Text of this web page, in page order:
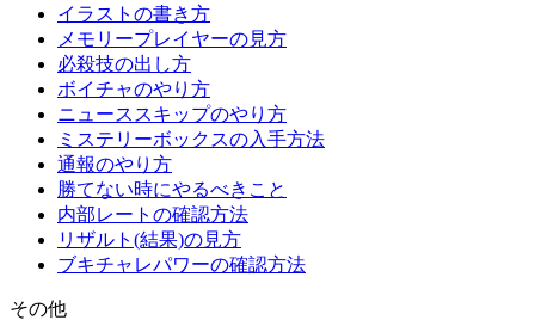
イラストの書き方
メモリープレイヤーの見方
必殺技の出し方
ボイチャのやり方
ニューススキップのやり方
ミステリーボックスの入手方法
通報のやり方
勝てない時にやるべきこと
内部レートの確認方法
リザルト(結果)の見方
ブキチャレパワーの確認方法
その他